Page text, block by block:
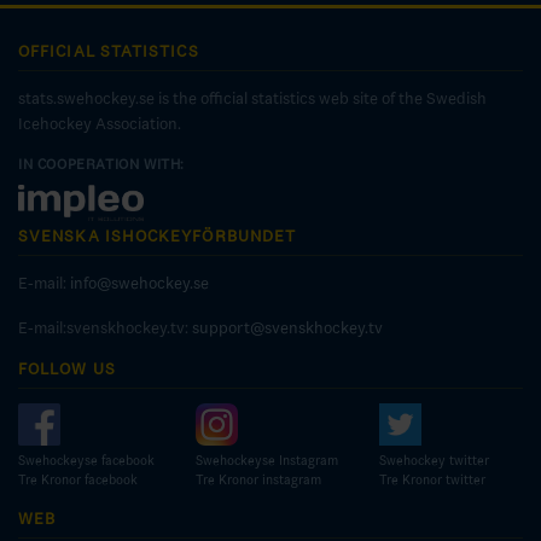
OFFICIAL STATISTICS
stats.swehockey.se is the official statistics web site of the Swedish
Icehockey Association.
IN COOPERATION WITH:
SVENSKA ISHOCKEYFÖRBUNDET
E-mail: info@swehockey.se
E-mail:svenskhockey.tv: support@svenskhockey.tv
FOLLOW US
Swehockeyse facebook
Tre Kronor facebook
Swehockeyse Instagram
Tre Kronor instagram
Swehockey twitter
Tre Kronor twitter
WEB